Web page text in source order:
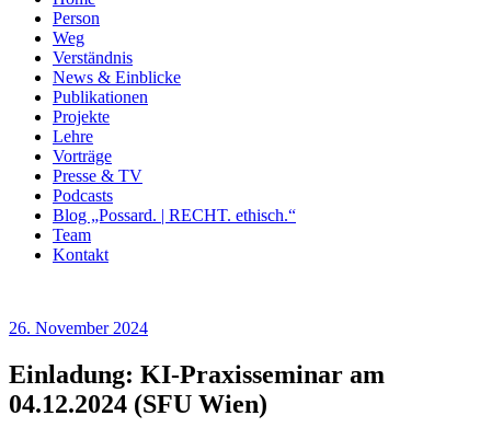
Person
Weg
Verständnis
News & Einblicke
Publikationen
Projekte
Lehre
Vorträge
Presse & TV
Podcasts
Blog „Possard. | RECHT. ethisch.“
Team
Kontakt
Veröffentlicht
26. November 2024
Einladung: KI-Praxisseminar am
04.12.2024 (SFU Wien)